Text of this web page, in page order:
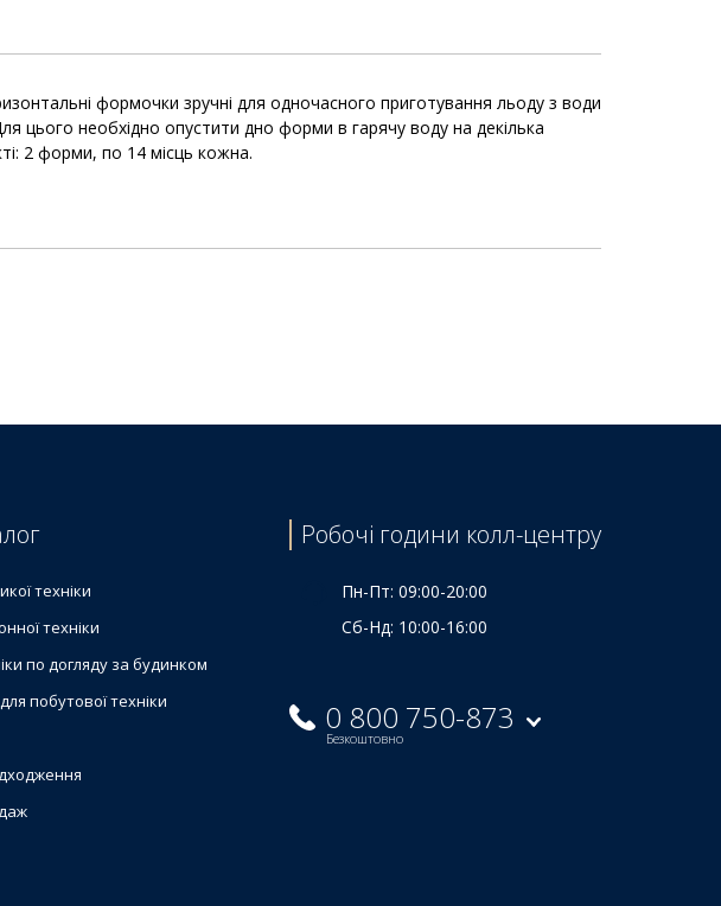
формочки зручні для одночасного приготування льоду з води
цього необхідно опустити дно форми в гарячу воду на декілька
2 форми, по 14 місць кожна.
техніки
техніки
по догляду за будинком
побутової техніки
Робочі години колл-центру
Пн-Пт: 09:00-20:00
Сб-Нд: 10:00-16:00
0 800 750-873
Безкоштовно